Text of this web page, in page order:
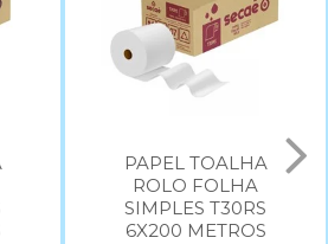
PAPEL TOALHA
ROLO FOLHA
SIMPLES T30RS
6X200 METROS